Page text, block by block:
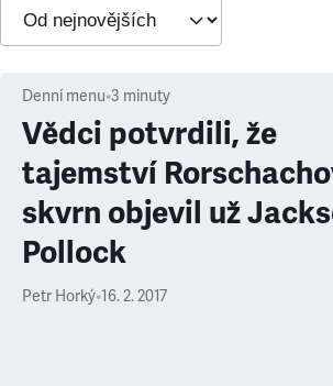
Denní menu•3 minuty
Vědci potvrdili, že
tajemství
skvrn objevil už
Pollock
Petr Horký•16. 2. 2017